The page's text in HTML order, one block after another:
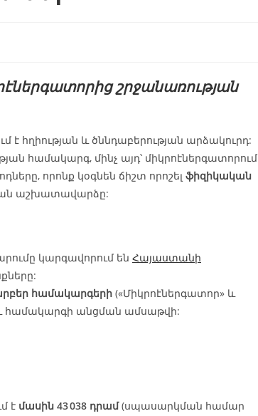
շրջանառության
է հղիության և ծննդաբերության արձակուրդ:
համակարգ, մինչ այդ՝
որոնք կօգնեն ճիշտ որոշել ֆիզիկական
աշխատավարձը:
կարգավորում են Հայաստանի
համակարգերի («Միկրոէներգատոր» և
համակարգի անցման ամսաթվի:
է մասին 43 038 դրամ(սպասարկման համար